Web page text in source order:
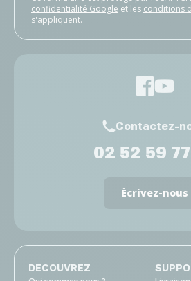
confidentialité Google et les conditions
s'appliquent.
Contactez-
02 52 59
Écrivez-nous
DECOUVREZ